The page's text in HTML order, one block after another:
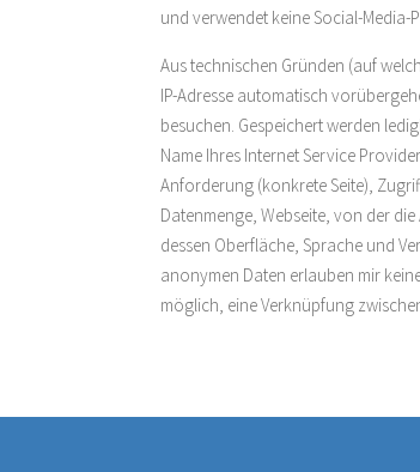
und verwendet keine Social-Media-
Aus technischen Gründen (auf
IP-Adresse automatisch
besuchen. Gespeichert werden
Name Ihres Internet Service
Anforderung (konkrete Seite),
Datenmenge, Webseite, von der
dessen Oberfläche, Sprache und
anonymen Daten erlauben mir
möglich, eine Verknüpfung